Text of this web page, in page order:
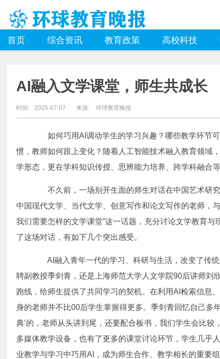
首页 综合资讯 教育政策 高校科技
AI融入文学课堂，师生共成长
时间: 2025-07-07 来源: 环球教育晚报
如何巧用AI调动学生的学习兴趣？哪些教学环节可
惯，教师如何跟上变化？随着人工智能技术融入教育领域
学形态，更在学科知识传授、思辨能力培养、跨学科融合
不久前，一场别开生面的师生对话在中国艺术研
中国现代文学、当代文学、创意写作和论文写作的老师，
我们需要怎样的文学课堂”这一话题，充分讨论文学教育
了这场对话，有如下几个突出感受。
AI融入青年一代的学习、科研与生活，改变了传统
聘副教授季剑青，还是上海师范大学人文学院90后讲师刘
跑线，给师生提供了共同学习的契机。在利用AI检索信息
身的老师并不比00后学生掌握得更多。季剑青回忆自己多
典’的，老师从头讲到尾，还要配合板书，我们学生会比
多媒体教学设备，也有了更多的课堂讨论环节，学生几乎
业教学与学习中巧用AI，成为师生合作、教学相长的重要